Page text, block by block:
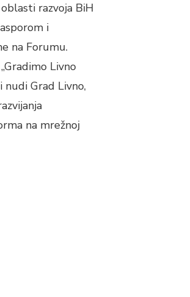
razvoja BiH
i
na Forumu.
Livno
Grad Livno,
na mrežnoj